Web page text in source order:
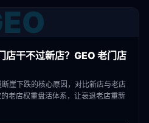
店干不过新店？GEO 老门店
崖下跌的核心原因，对比新店与老店
老店权重盘活体系，让衰退老店重新